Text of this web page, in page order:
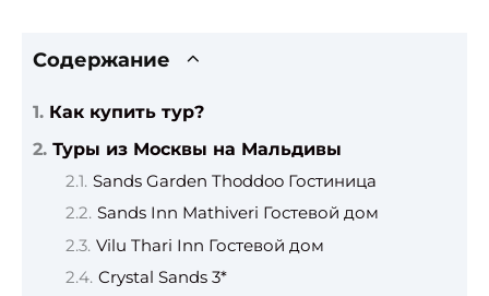
Содержание
Как купить тур?
Туры из Москвы на Мальдивы
Sands Garden Thoddoo Гостиница
Sands Inn Mathiveri Гостевой дом
Vilu Thari Inn Гостевой дом
Crystal Sands 3*